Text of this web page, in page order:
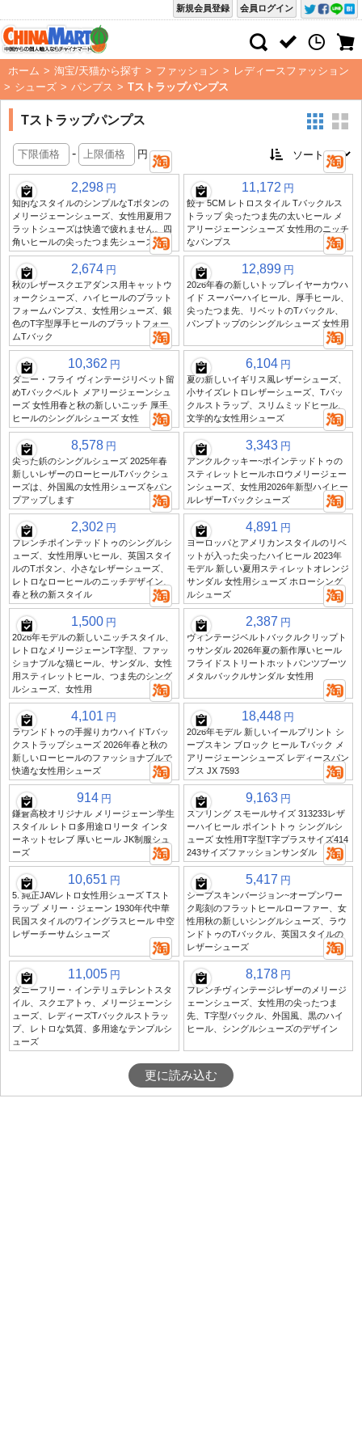
会員ログイン
新規会員登録
ホーム > 淘宝/天猫から探す > ファッション > レディースファッション
> シューズ > パンプス > Tストラップパンプス
Tストラップパンプス
- 円
2,298 円
知的なスタイルのシンプルなTボタンの
メリージェーンシューズ、女性用夏用フ
ラットシューズは快適で疲れません。四
角いヒールの尖ったつま先シューズです
11,172 円
餃子 5CM レトロスタイル Tバックルス
トラップ 尖ったつま先の太いヒール メ
アリージェーンシューズ 女性用のニッチ
なパンプス
2,674 円
秋のレザースクエアダンス用キャットウ
ォークシューズ、ハイヒールのプラット
フォームパンプス、女性用シューズ、銀
色のT字型厚手ヒールのプラットフォー
ムTバック
12,899 円
2026年春の新しいトップレイヤーカウハ
イド スーパーハイヒール、厚手ヒール、
尖ったつま先、リベットのTバックル、
パンプトップのシングルシューズ 女性用
10,362 円
ダニー・フライ ヴィンテージリベット留
めTバックベルト メアリージェーンシュ
ーズ 女性用春と秋の新しいニッチ 厚手
ヒールのシングルシューズ 女性
6,104 円
夏の新しいイギリス風レザーシューズ、
小サイズレトロレザーシューズ、Tバッ
クルストラップ、スリムミッドヒール、
文学的な女性用シューズ
8,578 円
尖った鋲のシングルシューズ 2025年春
新しいレザーのローヒールTバックシュ
ーズは、外国風の女性用シューズをパン
プアップします
3,343 円
アンクルクッキー~ポインテッドトゥの
スティレットヒールホロウメリージェー
ンシューズ、女性用2026年新型ハイヒー
ルレザーTバックシューズ
2,302 円
フレンチポインテッドトゥのシングルシ
ューズ、女性用厚いヒール、英国スタイ
ルのTボタン、小さなレザーシューズ、
レトロなローヒールのニッチデザイン、
春と秋の新スタイル
4,891 円
ヨーロッパとアメリカンスタイルのリベ
ットが入った尖ったハイヒール 2023年
モデル 新しい夏用スティレットオレンジ
サンダル 女性用シューズ ホローシング
ルシューズ
1,500 円
2026年モデルの新しいニッチスタイル、
レトロなメリージェーンT字型、ファッ
ショナブルな猫ヒール、サンダル、女性
用スティレットヒール、つま先のシング
ルシューズ、女性用
2,387 円
ヴィンテージベルトバックルクリップト
ゥサンダル 2026年夏の新作厚いヒール
フライドストリートホットパンツブーツ
メタルバックルサンダル 女性用
4,101 円
ラウンドトゥの手握りカウハイドTバッ
クストラップシューズ 2026年春と秋の
新しいローヒールのファッショナブルで
快適な女性用シューズ
18,448 円
2026年モデル 新しいイールプリント シ
ープスキン ブロック ヒール Tバック メ
アリージェーンシューズ レディースパン
プス JX 7593
914 円
鎌倉高校オリジナル メリージェーン学生
スタイル レトロ多用途ロリータ インタ
ーネットセレブ 厚いヒール JK制服シュ
ーズ
9,163 円
スプリング スモールサイズ 313233レザ
ーハイヒール ポイントトゥ シングルシ
ューズ 女性用T字型T字プラスサイズ414
243サイズファッションサンダル
10,651 円
5. 純正JAVレトロ女性用シューズ Tスト
ラップ メリー・ジェーン 1930年代中華
民国スタイルのワイングラスヒール 中空
レザーチーサムシューズ
5,417 円
シープスキンバージョン~オープンワー
ク彫刻のフラットヒールローファー、女
性用秋の新しいシングルシューズ、ラウ
ンドトゥのTバックル、英国スタイルの
レザーシューズ
11,005 円
ダニーフリー・インテリュテレントスタ
イル、スクエアトゥ、メリージェーンシ
ューズ、レディーズTバックルストラッ
プ、レトロな気質、多用途なテンプルシ
ューズ
8,178 円
フレンチヴィンテージレザーのメリージ
ェーンシューズ、女性用の尖ったつま
先、T字型バックル、外国風、黒のハイ
ヒール、シングルシューズのデザイン
更に読み込む